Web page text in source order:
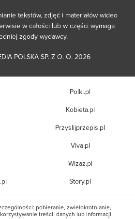
tekstów, zdjęć i materiałów wideo
w całości lub w części wymaga
zgody wydawcy.
POLSKA SP. Z O. O. 2026
Polki.pl
Kobieta.pl
Przyslijprzepis.pl
Viva.pl
Wizaz.pl
Story.pl
pobieranie, zwielokrotnianie,
treści, danych lub informacji